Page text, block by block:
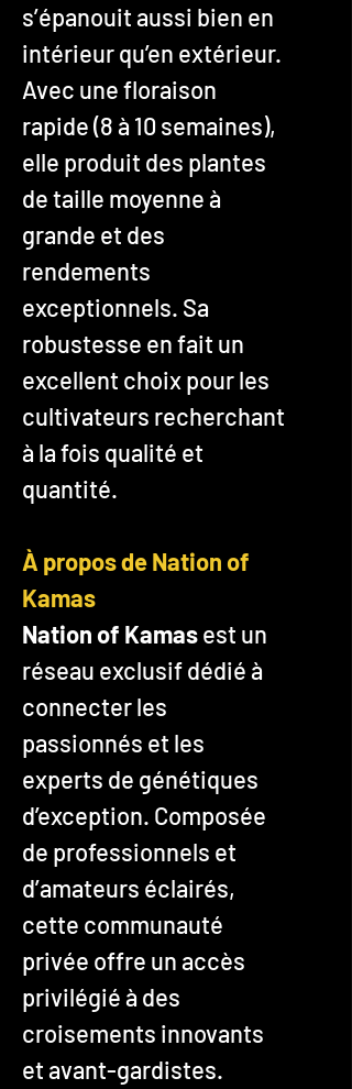
s’épanouit aussi bien en
intérieur qu’en extérieur.
Avec une floraison
rapide (8 à 10 semaines),
elle produit des plantes
de taille moyenne à
grande et des
rendements
exceptionnels. Sa
robustesse en fait un
excellent choix pour les
cultivateurs recherchant
à la fois qualité et
quantité.
À propos de Nation of
Kamas
Nation of Kamasest un
réseau exclusif dédié à
connecter les
passionnés et les
experts de génétiques
d’exception. Composée
de professionnels et
d’amateurs éclairés,
cette communauté
privée offre un accès
privilégié à des
croisements innovants
et avant-gardistes.